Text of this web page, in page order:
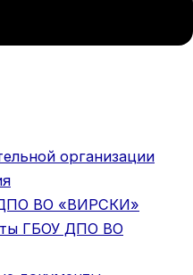
организации
ВО «ВИРСКИ»
ГБОУ ДПО ВО